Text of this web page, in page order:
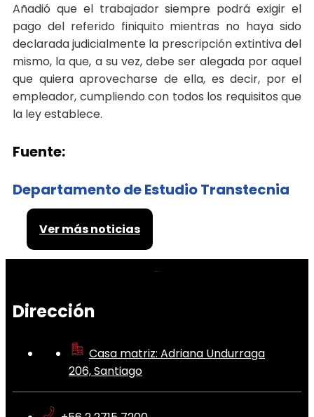
Añadió que el trabajador siempre podrá exigir el
pago del referido finiquito mientras no haya sido
declarada judicialmente la prescripción extintiva del
mismo, la que, a su vez, debe ser alegada por aquel
que quiera aprovecharse de ella, es decir, por el
empleador, cumpliendo con todos los requisitos que
la ley establece.
Fuente:
Departamento de Estudio Transtecnia
Ver más noticias
Dirección
Casa matriz: Adriana Undurraga
206, Santiago